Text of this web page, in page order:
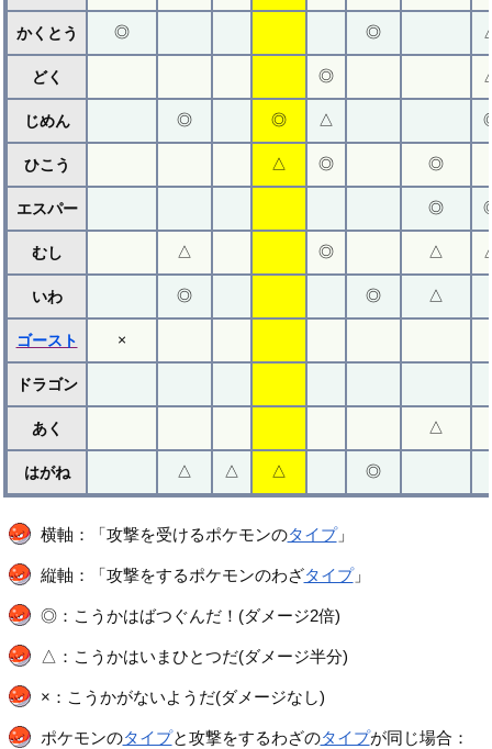
かくとう ◎ ◎
どく ◎
じめん ◎ ◎ △
ひこう △ ◎ ◎
エスパー ◎
むし △ ◎ △
いわ ◎ ◎ △
ゴースト ×
ドラゴン
あく △
はがね △ △ △ ◎
横軸：「攻撃を受けるポケモンのタイプ」
縦軸：「攻撃をするポケモンのわざタイプ」
◎：こうかはばつぐんだ！(ダメージ2倍)
△：こうかはいまひとつだ(ダメージ半分)
×：こうかがないようだ(ダメージなし)
ポケモンのタイプと攻撃をするわざのタイプが同じ場合：